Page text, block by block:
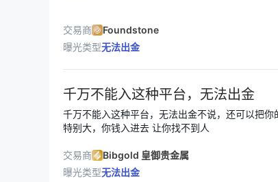
交易商
Foundstone
曝光类型无法出金
千万不能入这种平台，无法出金
千万不能入这种平台，无法出金不说，还可以把
特别大，你钱入进去 让你找不到人
交易商
Bibgold 皇御贵金属
曝光类型无法出金